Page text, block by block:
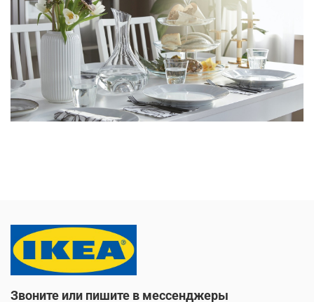
Звоните или пишите в мессенджеры